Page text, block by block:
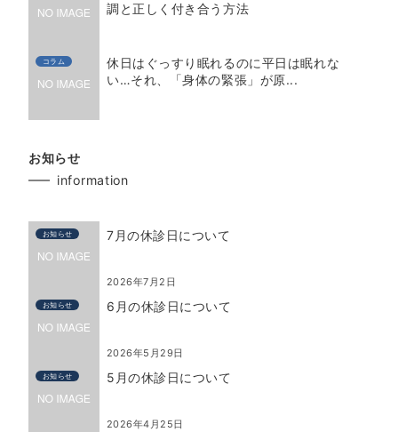
調と正しく付き合う方法
コラム
休日はぐっすり眠れるのに平日は眠れな
い…それ、「身体の緊張」が原...
お知らせ
information
お知らせ 7月の休診日について
2026年7月2日
お知らせ 6月の休診日について
2026年5月29日
お知らせ 5月の休診日について
2026年4月25日